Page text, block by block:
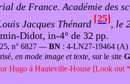
de France. Académie des
Jacques Thénard [25], le
Didot, in-4° de 32 pp.
n° 6827 — BN: 4-LN27-19464 (A)
en mode image et texte, sur le site
Hugo à Hauteville-House [Look out